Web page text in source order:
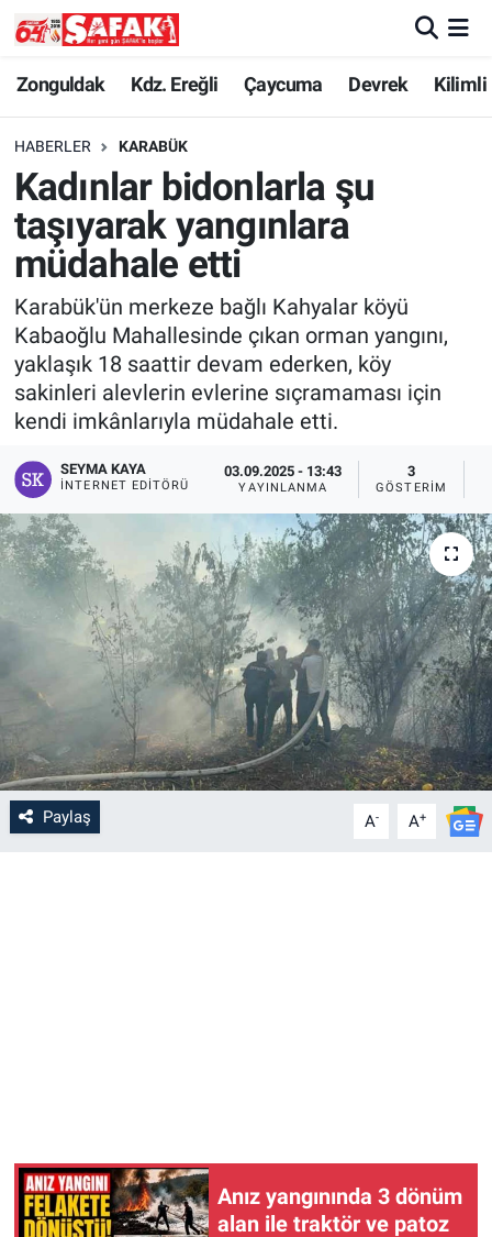
Zonguldak Kdz. Ereğli Çaycuma Devrek Kilimli
HABERLER KARABÜK
Kadınlar bidonlarla şu
taşıyarak yangınlara
müdahale etti
Karabük'ün merkeze bağlı Kahyalar köyü
Kabaoğlu Mahallesinde çıkan orman yangını,
yaklaşık 18 saattir devam ederken, köy
sakinleri alevlerin evlerine sıçramaması için
kendi imkânlarıyla müdahale etti.
SEYMA KAYA
İNTERNET EDITÖRÜ
03.09.2025 - 13:43
YAYINLANMA
3
GÖSTERIM
Paylaş A- A+
Anız yangınında 3 dönüm
alan ile traktör ve patoz
Zonguldak
Kdz. Ereğli
Çaycuma
Devrek
Kilimli
Asayiş
Spor
Resmi İlan
Zonguldak Nöbetçi Eczaneler
Zonguldak Hava Durumu
Zonguldak Namaz Vakitleri
Zonguldak Trafik Yoğunluk Haritası
Süper Lig Puan Durumu ve Fikstür
Tüm Manşetler
Son Dakika Haberleri
Haber Arşivi